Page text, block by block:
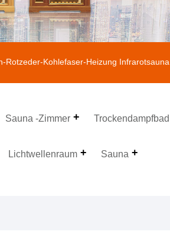
Rotzeder-Kohlefaser-Heizung Infrarotsauna
Sauna -Zimmer Trockendampfbad
Lichtwellenraum Sauna